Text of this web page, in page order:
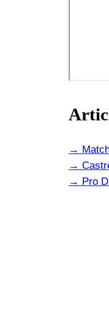
→
→
→ Pro